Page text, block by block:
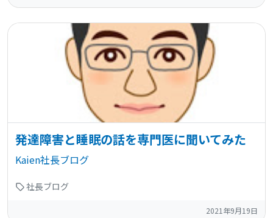
発達障害と睡眠の話を専門医に聞いてみた
Kaien社長ブログ
社長ブログ
2021年9月19日